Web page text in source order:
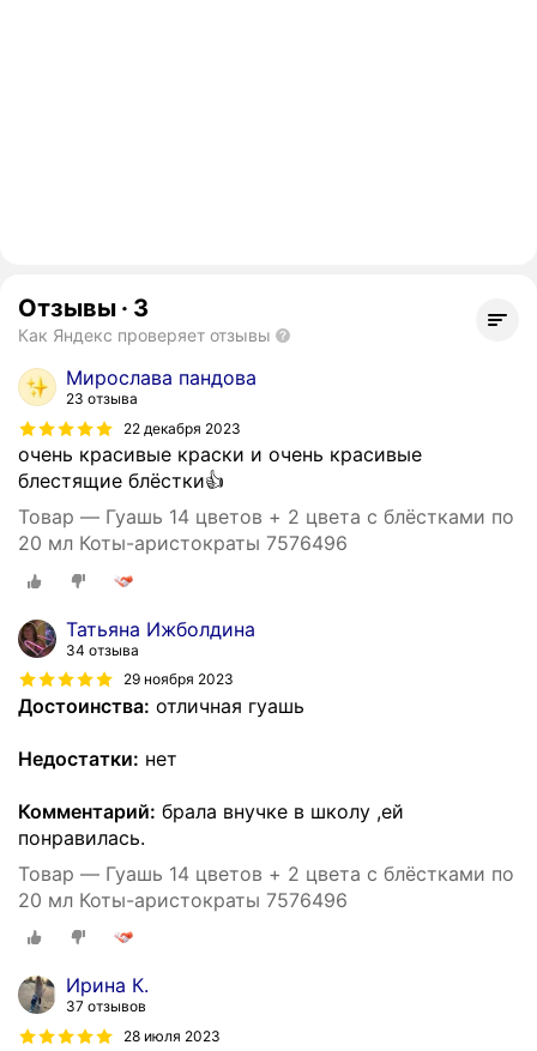
Отзывы · 3
Как Яндекс проверяет отзывы
Мирослава пандова
23 отзыва
22 декабря 2023
очень красивые краски и очень красивые
блестящие блёстки👍
Товар — Гуашь 14 цветов + 2 цвета с блёстками по
20 мл Коты-аристократы 7576496
Татьяна Ижболдина
34 отзыва
29 ноября 2023
Достоинства: отличная гуашь
Недостатки: нет
Комментарий: брала внучке в школу ,ей
понравилась.
Товар — Гуашь 14 цветов + 2 цвета с блёстками по
20 мл Коты-аристократы 7576496
Ирина К.
37 отзывов
28 июля 2023